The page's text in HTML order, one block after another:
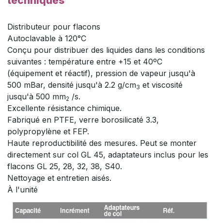
Distributeur pour flacons
Autoclavable à 120°C
Conçu pour distribuer des liquides dans les conditions
suivantes : température entre +15 et 40ºC
(équipement et réactif), pression de vapeur jusqu'à
500 mBar, densité jusqu'à 2.2 g/cm3 et viscosité
jusqu'à 500 mm2 /s.
Excellente résistance chimique.
Fabriqué en PTFE, verre borosilicaté 3.3,
polypropylène et FEP.
Haute reproductibilité des mesures. Peut se monter
directement sur col GL 45, adaptateurs inclus pour les
flacons GL 25, 28, 32, 38, S40.
Nettoyage et entretien aisés.
À l'unité